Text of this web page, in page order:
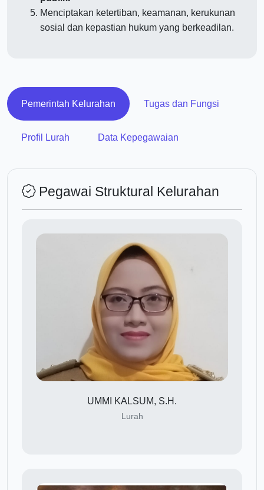
Menciptakan ketertiban, keamanan, kerukunan
sosial dan kepastian hukum yang berkeadilan.
Pemerintah Kelurahan Tugas dan Fungsi
Profil Lurah Data Kepegawaian
Pegawai Struktural Kelurahan
UMMI KALSUM, S.H.
Lurah